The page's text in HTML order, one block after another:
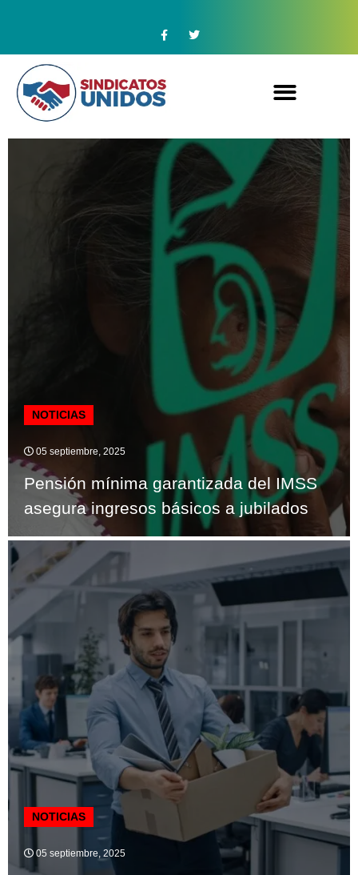
NOTICIAS
05 septiembre, 2025
Pensión mínima garantizada del IMSS
asegura ingresos básicos a jubilados
NOTICIAS
05 septiembre, 2025